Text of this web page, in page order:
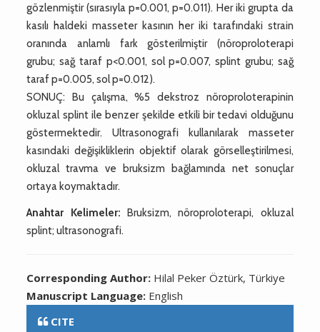
gözlenmiştir (sırasıyla p=0.001, p=0.011). Her iki grupta da
kasılı haldeki masseter kasının her iki tarafındaki strain
oranında anlamlı fark gösterilmiştir (nöroproloterapi
grubu; sağ taraf p<0.001, sol p=0.007, splint grubu; sağ
taraf p=0.005, sol p=0.012).
SONUÇ: Bu çalışma, %5 dekstroz nöroproloterapinin
okluzal splint ile benzer şekilde etkili bir tedavi olduğunu
göstermektedir. Ultrasonografi kullanılarak masseter
kasındaki değişikliklerin objektif olarak görselleştirilmesi,
okluzal travma ve bruksizm bağlamında net sonuçlar
ortaya koymaktadır.
Anahtar Kelimeler: Bruksizm, nöroproloterapi, okluzal
splint; ultrasonografi.
Corresponding Author: Hilal Peker Öztürk, Türkiye
Manuscript Language: English
CITE